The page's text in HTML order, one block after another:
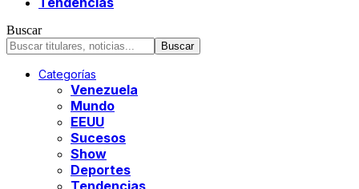
Buscar
Categorías
Venezuela
Mundo
EEUU
Sucesos
Show
Deportes
Tendencias